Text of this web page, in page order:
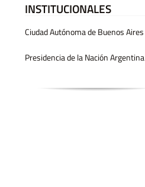
INSTITUCIONALES
Ciudad Autónoma de Buenos Aires
Presidencia de la Nación Argentina